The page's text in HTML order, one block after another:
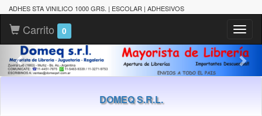
ADHES STA VINILICO 1000 GRS. | ESCOLAR | ADHESIVOS
Carrito 0
DOMEQ S.R.L.